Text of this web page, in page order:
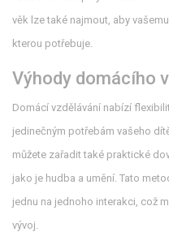
věk lze také najmout, aby
kterou potřebuje.
Výhody domácího
Domácí vzdělávání nabízí
jedinečným potřebám vašeho
můžete zařadit také praktické
jako je hudba a umění. Tato
jednu na jednoho interakci, což
vývoj.